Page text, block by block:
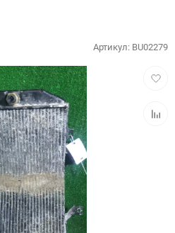
Артикул: BU02279